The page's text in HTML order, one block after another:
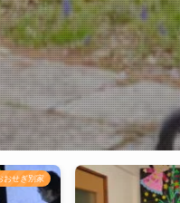
おせぎ別家